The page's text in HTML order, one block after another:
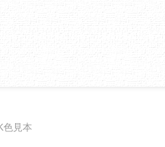
色見本